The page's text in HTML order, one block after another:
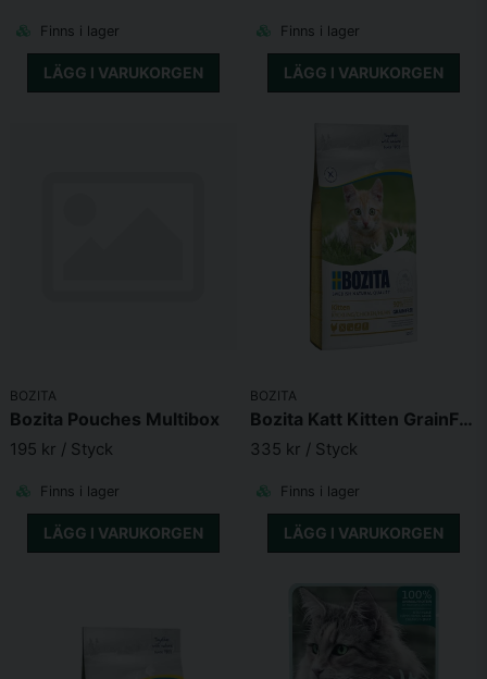
Finns i lager
LÄGG I VARUKORGEN
Finns i lager
LÄGG I VARUKORGEN
BOZITA
Bozita Pouches Multibox
195 kr / Styck
Finns i lager
LÄGG I VARUKORGEN
BOZITA
Bozita Katt Kitten GrainFree Chicken
335 kr / Styck
Finns i lager
LÄGG I VARUKORGEN